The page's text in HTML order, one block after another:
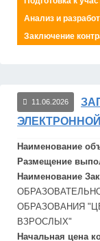
Анализ и
Заключение
11.06.2026
ЭЛЕКТРОННОЙ
Наименование
Размещение
Наименование
ОБРАЗОВАНИЯ
ВЗРОСЛЫХ"
Начальная цена